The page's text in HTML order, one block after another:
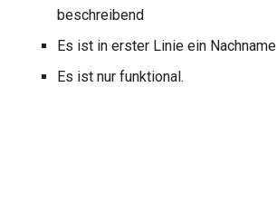
beschreibend
Es ist in erster Linie ein Nachname
Es ist nur funktional.